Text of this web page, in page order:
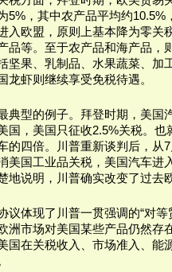
5%，其中农产品平均约
入欧盟，原则上基本降为零关
品等。至于农产品和海产品，
坚果、乳制品、水果蔬菜、加
龙虾则继续享受免税待遇。
典型的例子。拜登时期，美国
国，美国只征收2.5%关税。
的四倍。川普重新谈判后，从
美国工业品关税，美国汽车进
地说明，川普确实改变了过去
议体现了川普一贯强调的“对
洲市场对美国某些产品仍然存
国在关税收入、市场准入、能